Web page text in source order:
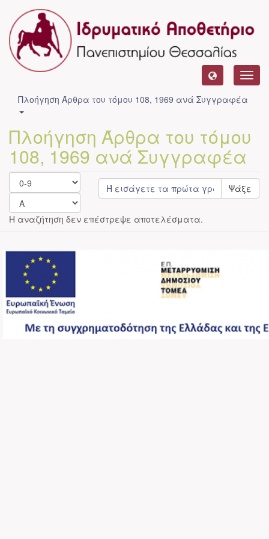
Πλοήγηση Άρθρα του τόμου 108, 1969 ανά Συγγραφέα
Πλοήγηση Άρθρα του τόμου
108, 1969 ανά Συγγραφέα
Ψάξε
Η αναζήτηση δεν επέστρεψε αποτελέσματα.